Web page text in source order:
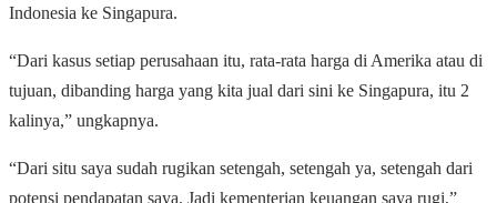
Indonesia ke Singapura.
“Dari kasus setiap perusahaan itu, rata-rata harga di Amerika atau di
tujuan, dibanding harga yang kita jual dari sini ke Singapura, itu 2
kalinya,” ungkapnya.
“Dari situ saya sudah rugikan setengah, setengah ya, setengah dari
potensi pendapatan saya. Jadi kementerian keuangan saya rugi,”